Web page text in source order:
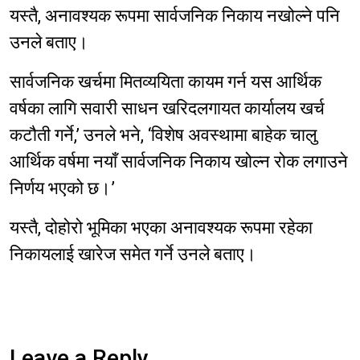
यस्तै, अनावश्यक रूपमा सार्वजनिक निकाय नखोल्ने पनि
उनले बताए।
सार्वजनिक खर्चमा मितव्ययिता कायम गर्न यस आर्थिक
वर्षका लागि सवारी साधन खरिदलगायत कार्यालय खर्च
कटौती गर्ने,’ उनले भने, ‘विशेष अवस्थामा बाहेक चालु
आर्थिक वर्षमा नयाँ सार्वजनिक निकाय खोल्न रोक लगाउने
निर्णय भएको छ।’
यस्तै, दोहोरो भूमिका भएका अनावश्यक रूपमा रहेका
निकायलाई खारेज समेत गर्ने उनले बताए।